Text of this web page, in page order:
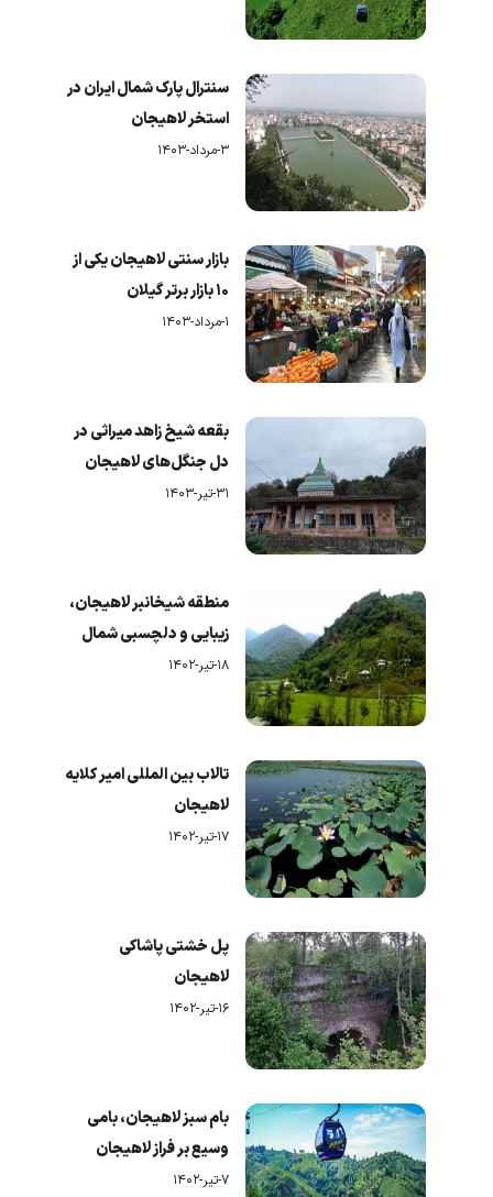
سنترال پارک شمال ایران در
استخر لاهیجان
۳-مرداد-۱۴۰۳
بازار سنتی لاهیجان یکی از
۱۰ بازار برتر گیلان
۱-مرداد-۱۴۰۳
بقعه‌ شیخ زاهد میراثی در
دل جنگل‌های لاهیجان
۳۱-تیر-۱۴۰۳
منطقه شیخانبر لاهیجان،
زیبایی و دلچسبی شمال
۱۸-تیر-۱۴۰۲
تالاب بین المللی امیر کلایه
لاهیجان
۱۷-تیر-۱۴۰۲
پل خشتی پاشاکی
لاهیجان
۱۶-تیر-۱۴۰۲
بام سبز لاهیجان، بامی
وسیع بر فراز لاهیجان
۷-تیر-۱۴۰۲